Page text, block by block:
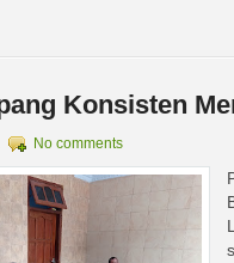
Konsisten
No comments